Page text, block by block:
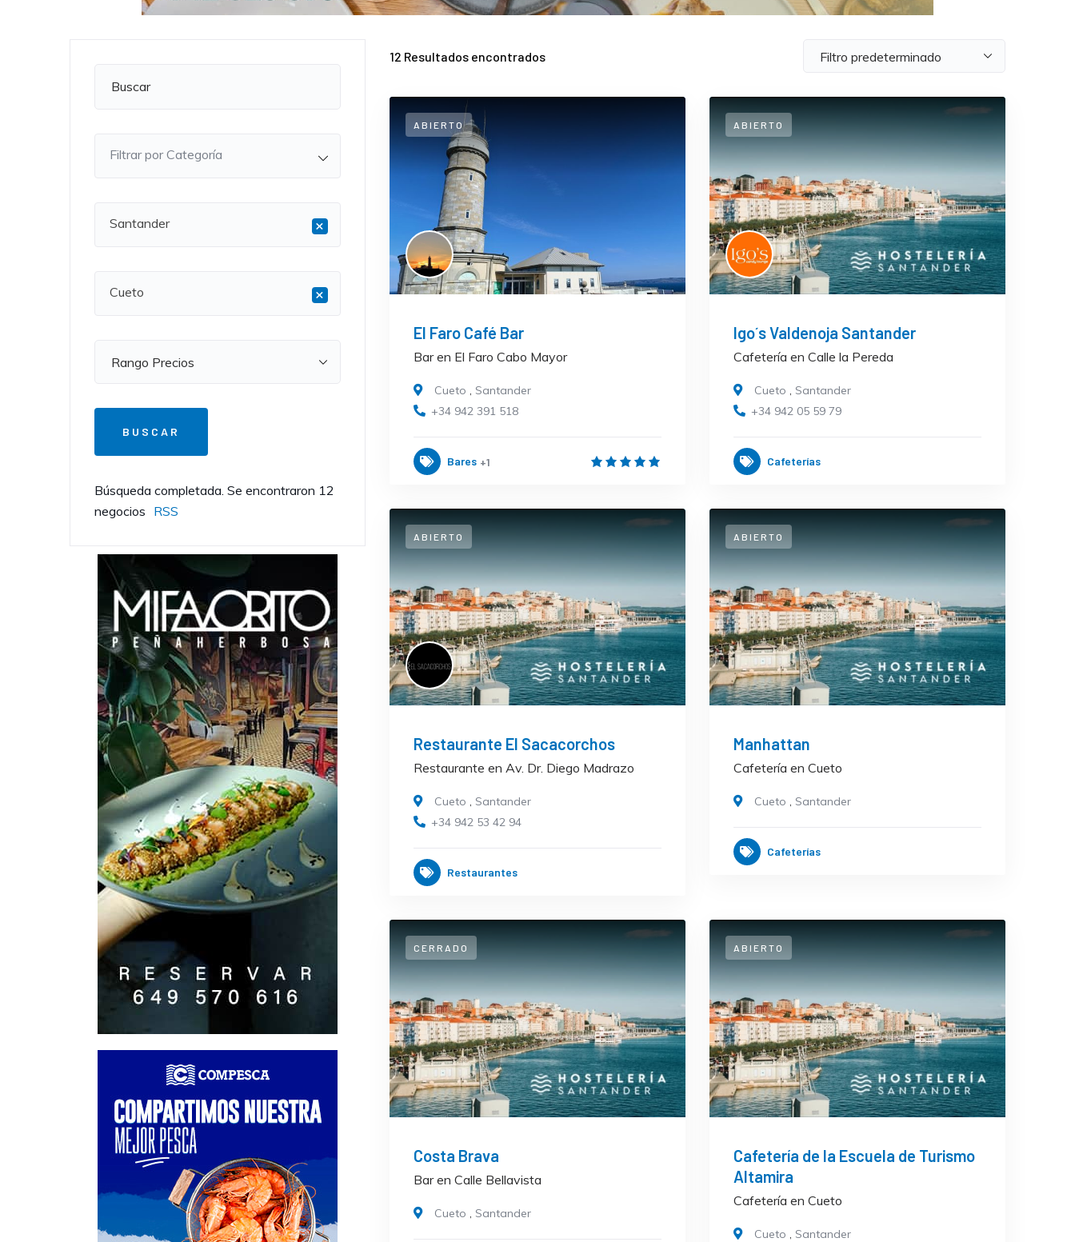
Filtrar por Categoría
×
Santander
×
Cueto
Búsqueda completada. Se encontraron 12
negocios RSS
12 Resultados encontrados
ABIERTO
El Faro Café Bar
Bar en El Faro Cabo Mayor
Cueto , Santander
+34 942 391 518
Bares +1
ABIERTO
Igo´s Valdenoja Santander
Cafetería en Calle la Pereda
Cueto , Santander
+34 942 05 59 79
Cafeterías
ABIERTO
Restaurante El Sacacorchos
Restaurante en Av. Dr. Diego Madrazo
Cueto , Santander
+34 942 53 42 94
Restaurantes
ABIERTO
Manhattan
Cafetería en Cueto
Cueto , Santander
Cafeterías
CERRADO
Costa Brava
Bar en Calle Bellavista
Cueto , Santander
ABIERTO
Cafetería de la Escuela de Turismo
Altamira
Cafetería en Cueto
Cueto , Santander